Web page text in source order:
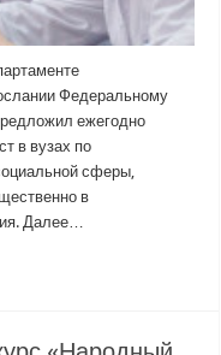
Федеральному
ежегодно
в вузах по
сферы,
в
Далее…